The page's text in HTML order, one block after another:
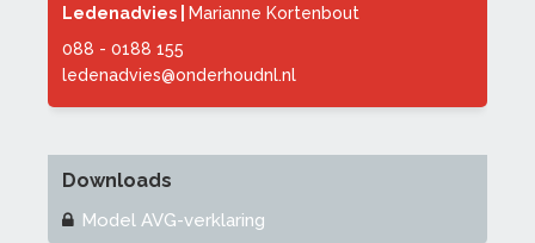
Ledenadvies |
Marianne Kortenbout
088 - 0188 155
ledenadvies@onderhoudnl.nl
Downloads
Model AVG-verklaring